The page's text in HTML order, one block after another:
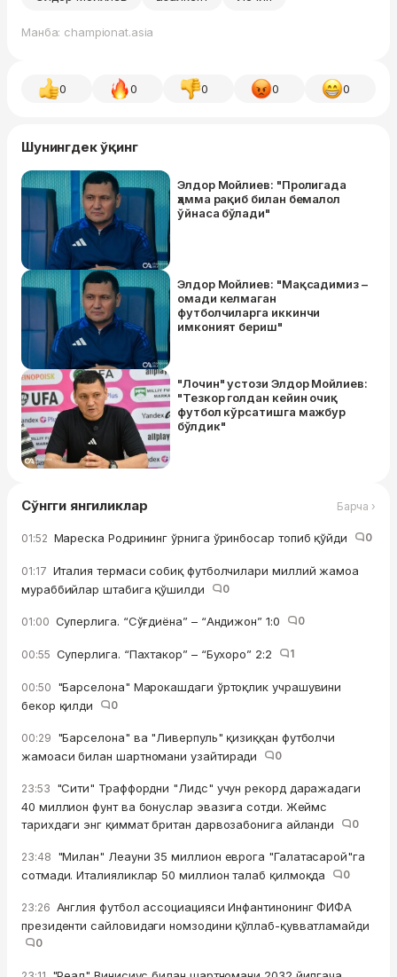
Манба: championat.asia
0 0 0 0 0
Шунингдек ўқинг
Элдор Мойлиев: "Пролигада
ҳамма рақиб билан бемалол
ўйнаса бўлади"
Элдор Мойлиев: "Мақсадимиз –
омади келмаган
футболчиларга иккинчи
имконият бериш"
"Лочин" устози Элдор Мойлиев:
"Тезкор голдан кейин очиқ
футбол кўрсатишга мажбур
бўлдик"
Сўнгги янгиликлар Барча ›
01:52 Мареска Родрининг ўрнига ўринбосар топиб қўйди 0
01:17 Италия термаси собиқ футболчилари миллий жамоа
мураббийлар штабига қўшилди
0
01:00 Суперлига. “Сўғдиёна” – “Андижон” 1:0 0
00:55 Суперлига. “Пахтакор” – “Бухоро” 2:2 1
00:50 "Барселона" Марокашдаги ўртоқлик учрашувини
бекор қилди
0
00:29 "Барселона" ва "Ливерпуль" қизиққан футболчи
жамоаси билан шартномани узайтиради
0
23:53 "Сити" Траффордни "Лидс" учун рекорд даражадаги
40 миллион фунт ва бонуслар эвазига сотди. Жеймс
тарихдаги энг қиммат британ дарвозабонига айланди
0
23:48 "Милан" Леауни 35 миллион еврога "Галатасарой"га
сотмади. Италияликлар 50 миллион талаб қилмоқда
0
23:26 Англия футбол ассоциацияси Инфантинонинг ФИФА
президенти сайловидаги номзодини қўллаб-қувватламайди
0